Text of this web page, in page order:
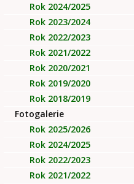
Rok 2024/2025
Rok 2023/2024
Rok 2022/2023
Rok 2021/2022
Rok 2020/2021
Rok 2019/2020
Rok 2018/2019
Fotogalerie
Rok 2025/2026
Rok 2024/2025
Rok 2022/2023
Rok 2021/2022